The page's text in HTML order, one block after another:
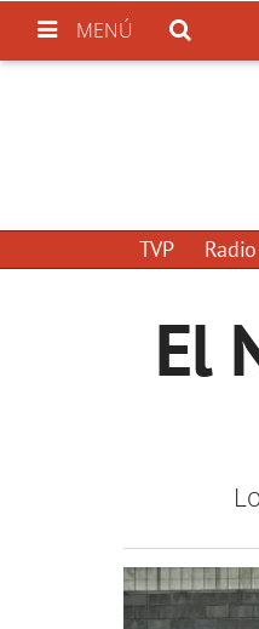
MENÚ
TVP Radio
El